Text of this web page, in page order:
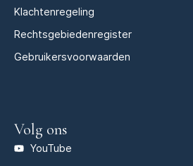
Klachtenregeling
Rechtsgebiedenregister
Gebruikersvoorwaarden
Volg ons
YouTube